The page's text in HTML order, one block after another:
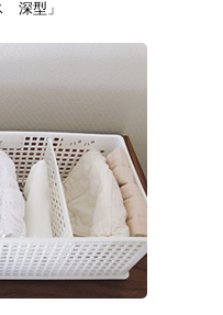
深型」